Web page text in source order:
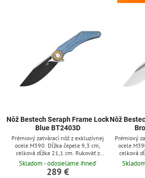
Nôž Bestech Seraph Frame Lock
Blue BT2403D
Prémiový zatvárací nôž z exkluzívnej
ocele M390. Dĺžka čepele 9,3 cm,
celková dĺžka 21,1 cm. Rukoväť z
modrého titánu. Poistka frame lock, klip
na zavesenie.
Skladom - odosielame ihneď
289 €
Nôž
Prémiový
ocele
celková